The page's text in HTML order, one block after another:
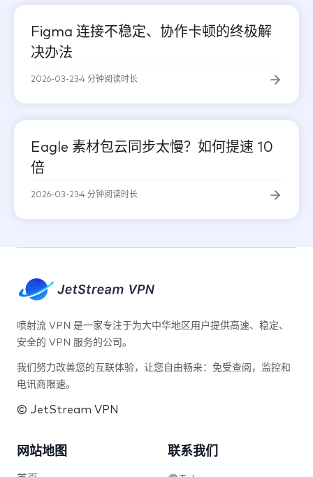
Pinterest 无
不出来完美
Figma 连接
顿的终极解
设计创意
Figma 连接不稳定、协作卡顿的终极解
决办法
2026-03-23 4 分钟阅读时长
DESIGN·59CH
Eagle 素材
太慢？如何
设计创意
Eagle 素材包云同步太慢？如何提速 10
倍
2026-03-23 4 分钟阅读时长
喷射流 VPN 是一家专注于为大中华地区用户提供高速、稳定、
安全的 VPN 服务的公司。
我们努力改善您的互联体验，让您自由畅来：免受查阅，监控和
电讯商限速。
© JetStream VPN
网站地图 联系我们